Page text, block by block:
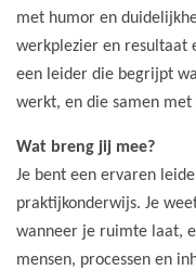
met humor en
werkplezier en resultaat
een leider die begrijpt
werkt, en die samen
Wat breng jij mee?
Je bent een ervaren
praktijkonderwijs. Je
wanneer je ruimte laat,
mensen, processen en